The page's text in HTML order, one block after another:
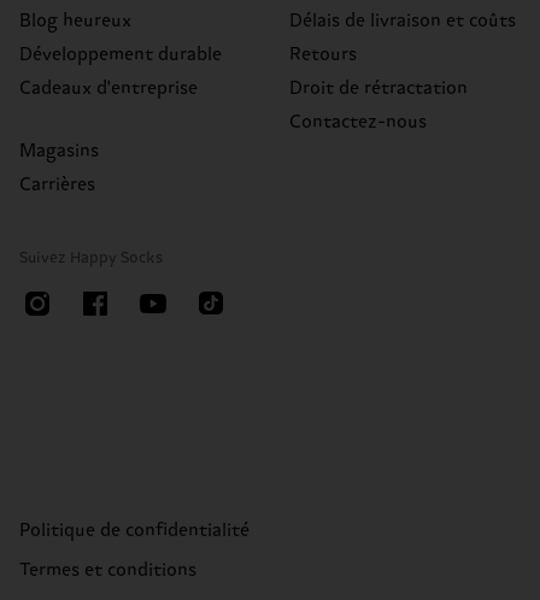
Blog heureux
Développement durable
Cadeaux d'entreprise
Magasins
Carrières
Délais de livraison et coûts
Retours
Droit de rétractation
Contactez-nous
Suivez Happy Socks
Politique de confidentialité
Termes et conditions